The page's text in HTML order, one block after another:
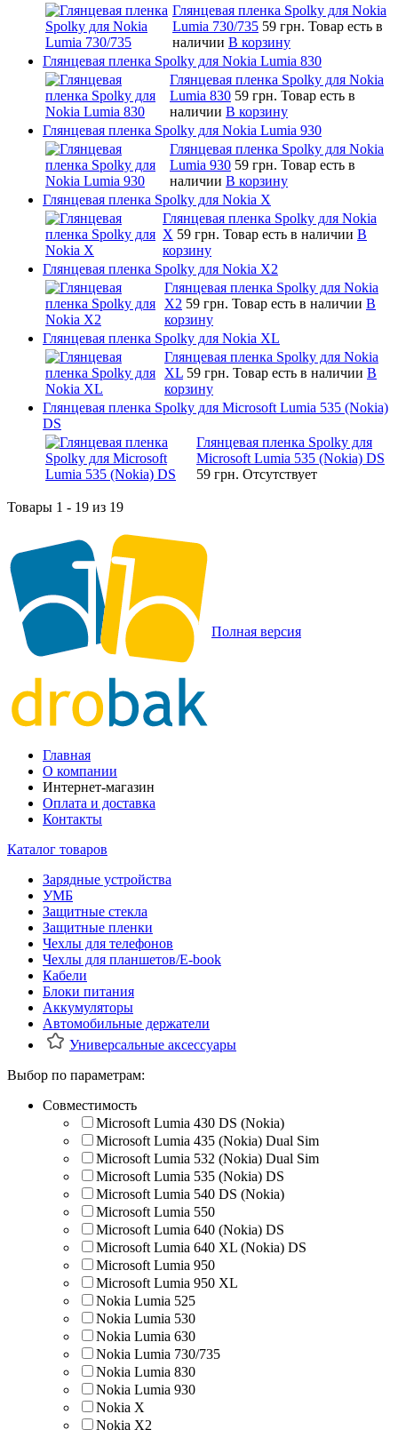
Глянцевая пленка Spolky для Nokia
Lumia 730/735 59 грн. Товар есть в
наличии В корзину
Глянцевая пленка Spolky для Nokia Lumia 830
Глянцевая пленка Spolky для Nokia
Lumia 830 59 грн. Товар есть в
наличии В корзину
Глянцевая пленка Spolky для Nokia Lumia 930
Глянцевая пленка Spolky для Nokia
Lumia 930 59 грн. Товар есть в
наличии В корзину
Глянцевая пленка Spolky для Nokia X
Глянцевая пленка Spolky для Nokia
X 59 грн. Товар есть в наличии В
корзину
Глянцевая пленка Spolky для Nokia X2
Глянцевая пленка Spolky для Nokia
X2 59 грн. Товар есть в наличии В
корзину
Глянцевая пленка Spolky для Nokia XL
Глянцевая пленка Spolky для Nokia
XL 59 грн. Товар есть в наличии В
корзину
Глянцевая пленка Spolky для Microsoft Lumia 535 (Nokia)
DS
Глянцевая пленка Spolky для
Microsoft Lumia 535 (Nokia) DS
59 грн. Отсутствует
Товары 1 - 19 из 19
Полная версия
Главная
О компании
Интернет-магазин
Оплата и доставка
Контакты
Каталог товаров
Зарядные устройства
УМБ
Защитные стекла
Защитные пленки
Чехлы для телефонов
Чехлы для планшетов/E-book
Кабели
Блоки питания
Аккумуляторы
Автомобильные держатели
Универсальные аксессуары
Выбор по параметрам:
Совместимость
Microsoft Lumia 430 DS (Nokia)
Microsoft Lumia 435 (Nokia) Dual Sim
Microsoft Lumia 532 (Nokia) Dual Sim
Microsoft Lumia 535 (Nokia) DS
Microsoft Lumia 540 DS (Nokia)
Microsoft Lumia 550
Microsoft Lumia 640 (Nokia) DS
Microsoft Lumia 640 XL (Nokia) DS
Microsoft Lumia 950
Microsoft Lumia 950 XL
Nokia Lumia 525
Nokia Lumia 530
Nokia Lumia 630
Nokia Lumia 730/735
Nokia Lumia 830
Nokia Lumia 930
Nokia X
Nokia X2